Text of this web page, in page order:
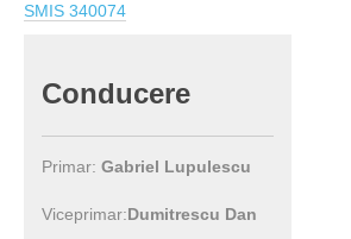
SMIS 340074
Conducere
Primar: Gabriel Lupulescu
Viceprimar:Dumitrescu Dan